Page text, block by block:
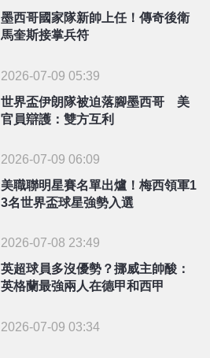
墨西哥國家隊新帥上任！傳奇後衛
馬奎斯接掌兵符
2026-07-09 05:39
世界盃伊朗隊被迫落腳墨西哥 美
官員辯護：雙方互利
2026-07-09 06:09
美職聯明星賽名單出爐！梅西領軍1
3名世界盃球星強勢入選
2026-07-08 23:49
英超球員多沒優勢？挪威主帥酸：
英格蘭最強兩人在德甲和西甲
2026-07-09 03:34